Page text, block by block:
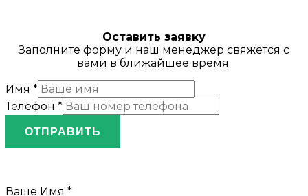
Оставить заявку
Заполните форму и наш менеджер свяжется с
вами в ближайшее время.
Имя *
Телефон *
ОТПРАВИТЬ
Ваше Имя *